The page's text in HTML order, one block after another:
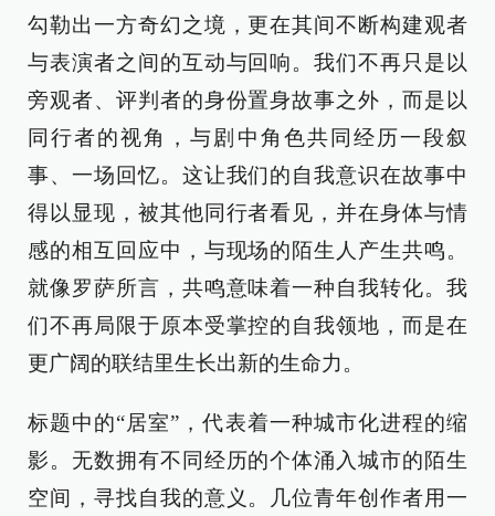
勾勒出一方奇幻之境，更在其间不断构建观者
与表演者之间的互动与回响。我们不再只是以
旁观者、评判者的身份置身故事之外，而是以
同行者的视角，与剧中角色共同经历一段叙
事、一场回忆。这让我们的自我意识在故事中
得以显现，被其他同行者看见，并在身体与情
感的相互回应中，与现场的陌生人产生共鸣。
就像罗萨所言，共鸣意味着一种自我转化。我
们不再局限于原本受掌控的自我领地，而是在
更广阔的联结里生长出新的生命力。
标题中的“居室”，代表着一种城市化进程的缩
影。无数拥有不同经历的个体涌入城市的陌生
空间，寻找自我的意义。几位青年创作者用一